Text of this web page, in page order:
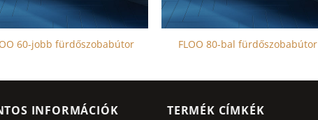
60-jobb fürdőszobabútor FLOO 80-bal fürdőszobabútor
INFORMÁCIÓK TERMÉK CÍMKÉK